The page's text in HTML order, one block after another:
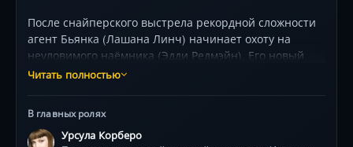
После снайперского выстрела рекордной сложности
агент Бьянка (Лашана Линч) начинает охоту на
неуловимого наёмника (Эдди Редмэйн). Его новый
заказ — убийство технологического визионера,
скрывает тёмное прошлое от семьи в Испании
(Урсула Корберо), агент жертвует всем ради поимки.
Читать полностью
В главных ролях
Урсула Корберо